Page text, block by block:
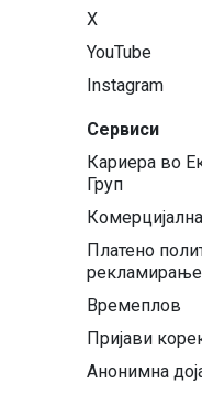
X
YouTube
Instagram
Сервиси
Кариера во
Груп
Платено
рекламирање
Времеплов
Пријави
Анонимна